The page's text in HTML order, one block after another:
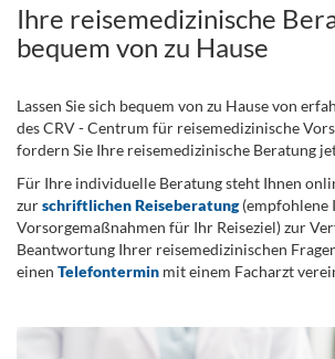
Ihre reisemedizinische
bequem von zu Hause
Lassen Sie sich bequem von zu Hause von
des CRV - Centrum für reisemedizinische
fordern Sie Ihre reisemedizinische Beratung
Für Ihre individuelle Beratung steht Ihnen
zurschriftlichen Reiseberatung(empfohlene
Vorsorgemaßnahmen für Ihr Reiseziel) zur
Beantwortung Ihrer reisemedizinischen
einen Telefontermin mit einem Facharzt